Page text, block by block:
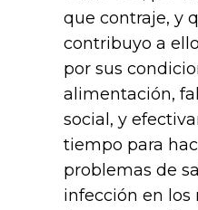
que contraje, y
contribuyo a
por sus
alimentación,
social, y
tiempo para
problemas de
infección en los